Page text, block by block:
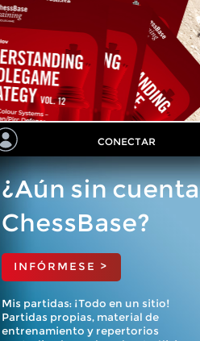
CONECTAR
¿Aún sin cuenta
ChessBase?
INFÓRMESE >
Mis partidas: ¡Todo en un sitio!
Partidas propias, material de
entrenamiento y repertorios